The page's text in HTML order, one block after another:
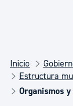
Inicio
Estructura
Organismos